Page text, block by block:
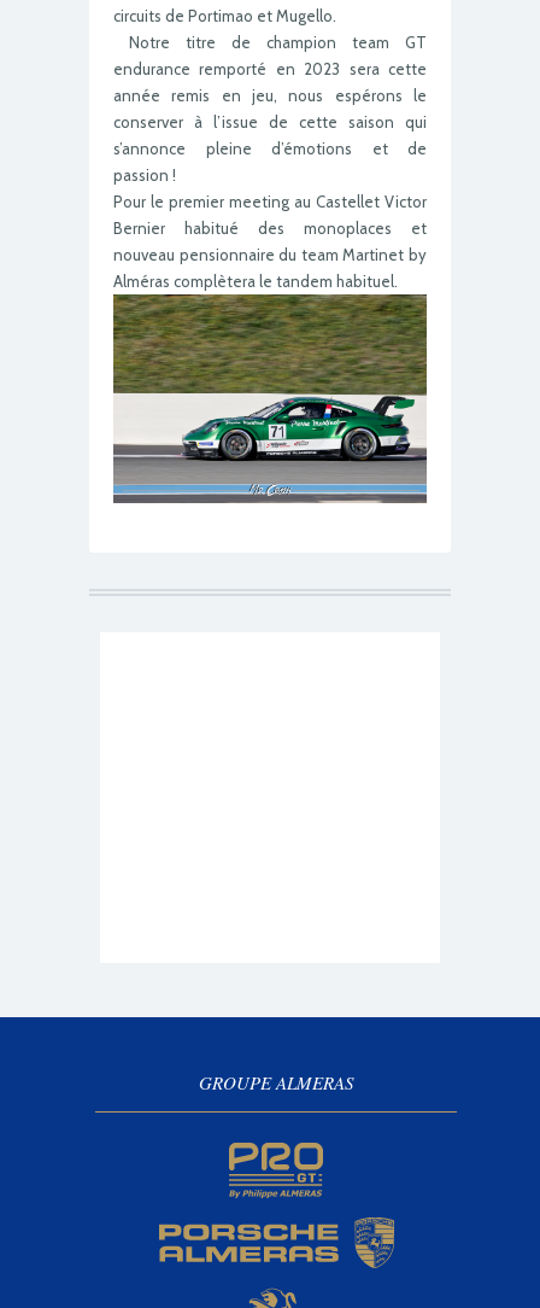
circuits de Portimao et Mugello.
Notre titre de champion team GT
endurance remporté en 2023 sera cette
année remis en jeu, nous espérons le
conserver à l’issue de cette saison qui
s’annonce pleine d’émotions et de
passion !
Pour le premier meeting au Castellet Victor
Bernier habitué des monoplaces et
nouveau pensionnaire du team Martinet by
Alméras complètera le tandem habituel.
GROUPE ALMERAS